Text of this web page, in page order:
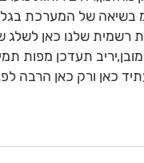
בפסגות מעל 1000מ בשיאה
שלנו כאן לשלג ש"ייראה"
תעדכן מפות
כאן ורק כאן הרבה